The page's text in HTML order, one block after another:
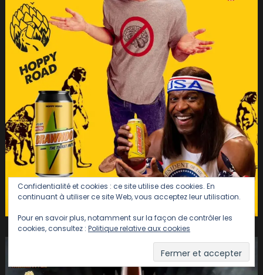
Confidentialité et cookies : ce site utilise des cookies. En
continuant à utiliser ce site Web, vous acceptez leur utilisation.
Pour en savoir plus, notamment sur la façon de contrôler les
cookies, consultez : Politique relative aux cookies